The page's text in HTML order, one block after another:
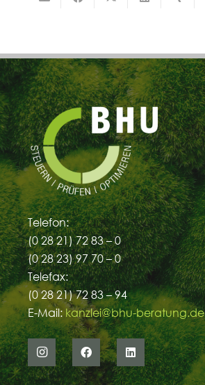
Telefon:
(0 28 21) 72 83 – 0
(0 28 23) 97 70 – 0
Telefax:
(0 28 21) 72 83 – 94
E-Mail: kanzlei@bhu-beratung.de